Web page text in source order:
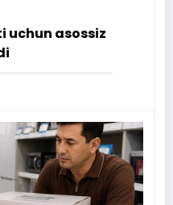
uchun asossiz